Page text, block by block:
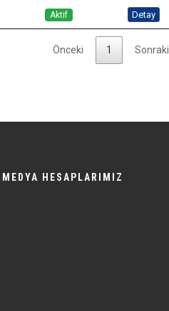
Aktif Detay
Önceki 1 Sonraki
HESAPLARIMIZ